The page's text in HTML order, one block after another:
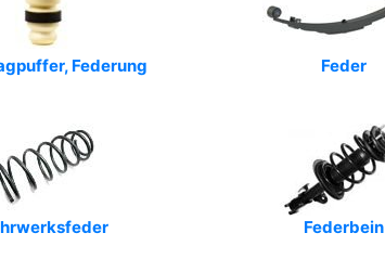
Federung Feder
Federbein